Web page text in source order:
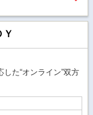
した“オンライン”双方